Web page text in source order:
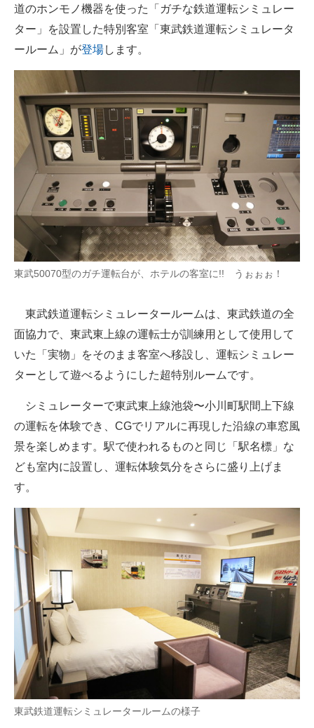
ITの今と未来を見通す
スマホと通信の最新トレンド
進化するPCとデバイスの未来
好きが集まる 比べて選べる
ビジネスと働き方のヒント
AI活用のいまが分かる
企業ITのトレンドを詳説
経営リーダーのコミュニティ
マーケ×ITの今がよく分かる
IT製品の技術・比較・事例
モノづくり技術者専門サイト
エレクトロニクス専門サイト
電子設計の基本と応用
建設×テクノロジーの最前線
ちょっと気になるネットの話題
道のホンモノ機器を使った「ガチな鉄道運転シミュレー
ター」を設置した特別客室「東武鉄道運転シミュレータ
ールーム」が登場します。
東武50070型のガチ運転台が、ホテルの客室に!! うぉぉぉ！
東武鉄道運転シミュレータールームは、東武鉄道の全
面協力で、東武東上線の運転士が訓練用として使用して
いた「実物」をそのまま客室へ移設し、運転シミュレー
ターとして遊べるようにした超特別ルームです。
シミュレーターで東武東上線池袋〜小川町駅間上下線
の運転を体験でき、CGでリアルに再現した沿線の車窓風
景を楽しめます。駅で使われるものと同じ「駅名標」な
ども室内に設置し、運転体験気分をさらに盛り上げま
す。
東武鉄道運転シミュレータールームの様子